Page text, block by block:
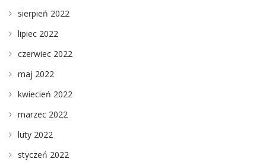
sierpień 2022
lipiec 2022
czerwiec 2022
maj 2022
kwiecień 2022
marzec 2022
luty 2022
styczeń 2022